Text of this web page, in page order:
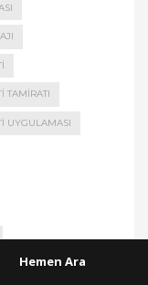
TAMIRATI
UYGULAMASI
Hemen Ara